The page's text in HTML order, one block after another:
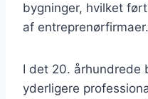
bygninger, hvilket
af entreprenørfirmaer.
I det 20. århundrede
yderligere